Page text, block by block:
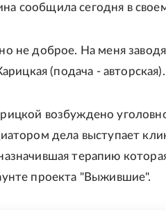
сообщила сегодня в
не доброе. На меня
(подача - авторская).
возбуждено
дела выступает
терапию
проекта "Выжившие".